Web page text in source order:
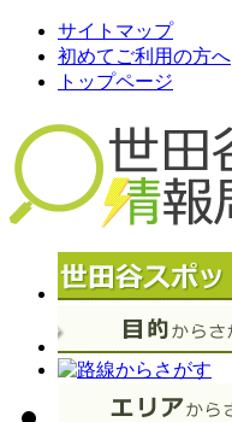
サイトマップ
初めてご利用の方へ
トップページ